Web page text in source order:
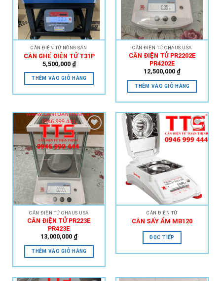
CÂN ĐIỆN TỬ NÔNG SẢN
CÂN GHẾ ĐIỆN TỬ T31P
5,500,000 ₫
THÊM VÀO GIỎ HÀNG
CÂN ĐIỆN TỬ OHAUS USA
CÂN ĐIỆN TỬ PR2202E
PR4202E
12,500,000 ₫
THÊM VÀO GIỎ HÀNG
Add to
Wishlist
CÂN ĐIỆN TỬ OHAUS USA
CÂN ĐIỆN TỬ PR223E
PR423E
13,000,000 ₫
THÊM VÀO GIỎ HÀNG
CÂN ĐIỆN TỬ
CÂN SẤY ẨM MB120
ĐỌC TIẾP